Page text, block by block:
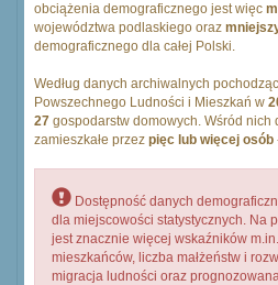
obciążenia demograficznego jest więc
województwa podlaskiego oraz
demograficznego dla całej Polski.
Według danych archiwalnych
Powszechnego Ludności i Mieszkań w
27 gospodarstw domowych. Wśród nich
zamieszkałe przez pięc lub więcej osób
Dostępność danych
dla miejscowości statystycznych. Na
jest znacznie więcej wskaźników
mieszkańców, liczba małżeństw i
migracja ludności oraz